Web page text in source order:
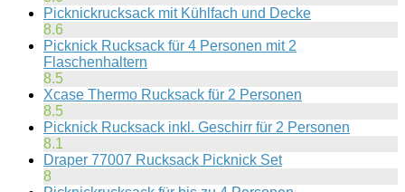
Picknickrucksack mit Kühlfach und Decke
8.6
Picknick Rucksack für 4 Personen mit 2
Flaschenhaltern
8.5
Xcase Thermo Rucksack für 2 Personen
8.5
Picknick Rucksack inkl. Geschirr für 2 Personen
8.1
Draper 77007 Rucksack Picknick Set
8